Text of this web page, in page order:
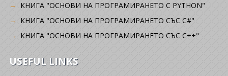
КНИГА "ОСНОВИ НА ПРОГРАМИРАНЕТО С PYTHON"
КНИГА "ОСНОВИ НА ПРОГРАМИРАНЕТО СЪС C#"
КНИГА "ОСНОВИ НА ПРОГРАМИРАНЕТО СЪС C++"
USEFUL LINKS